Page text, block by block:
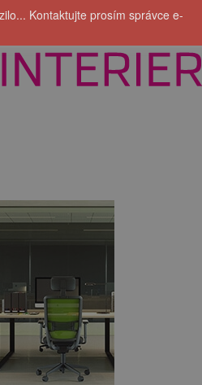
Kontaktujte prosím správce e-